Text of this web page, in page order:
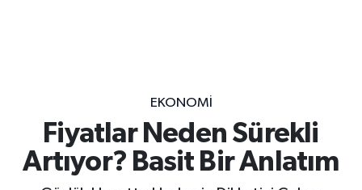
EKONOMİ
Fiyatlar Neden Sürekli
Artıyor? Basit Bir Anlatım